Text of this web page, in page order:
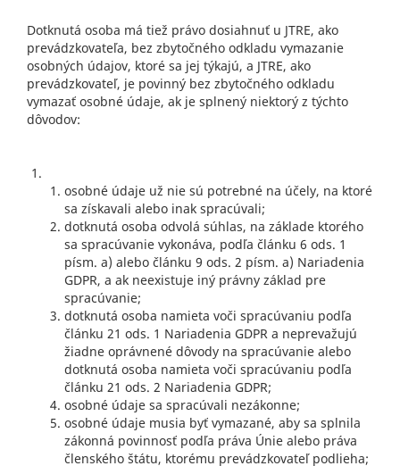
Dotknutá osoba má tiež právo dosiahnuť u JTRE, ako
prevádzkovateľa, bez zbytočného odkladu vymazanie
osobných údajov, ktoré sa jej týkajú, a JTRE, ako
prevádzkovateľ, je povinný bez zbytočného odkladu
vymazať osobné údaje, ak je splnený niektorý z týchto
dôvodov:
osobné údaje už nie sú potrebné na účely, na ktoré
sa získavali alebo inak spracúvali;
dotknutá osoba odvolá súhlas, na základe ktorého
sa spracúvanie vykonáva, podľa článku 6 ods. 1
písm. a) alebo článku 9 ods. 2 písm. a) Nariadenia
GDPR, a ak neexistuje iný právny základ pre
spracúvanie;
dotknutá osoba namieta voči spracúvaniu podľa
článku 21 ods. 1 Nariadenia GDPR a neprevažujú
žiadne oprávnené dôvody na spracúvanie alebo
dotknutá osoba namieta voči spracúvaniu podľa
článku 21 ods. 2 Nariadenia GDPR;
osobné údaje sa spracúvali nezákonne;
osobné údaje musia byť vymazané, aby sa splnila
zákonná povinnosť podľa práva Únie alebo práva
členského štátu, ktorému prevádzkovateľ podlieha;